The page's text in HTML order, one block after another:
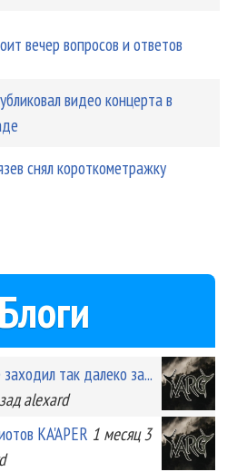
вечер вопросов и ответов
видео концерта в
снял короткометражку
Блоги
так далеко за...
alexard
KA'APER 1 месяц 3